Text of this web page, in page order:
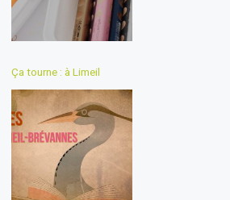
Ça tourne : à Limeil